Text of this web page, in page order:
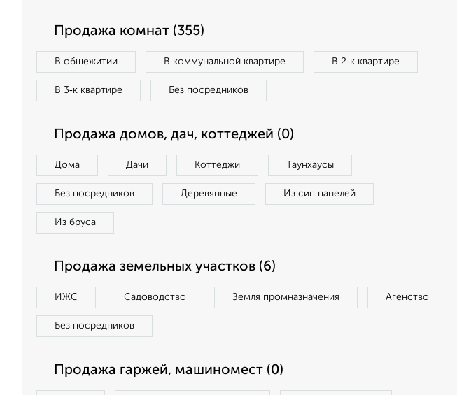
Продажа комнат (355)
В общежитии В коммунальной квартире В 2‑к квартире
В 3‑к квартире Без посредников
Продажа домов, дач, коттеджей (0)
Дома Дачи Коттеджи Таунхаусы
Без посредников Деревянные Из сип панелей
Из бруса
Продажа земельных участков (6)
ИЖС Садоводство Земля промназначения Агенство
Без посредников
Продажа гаржей, машиномест (0)